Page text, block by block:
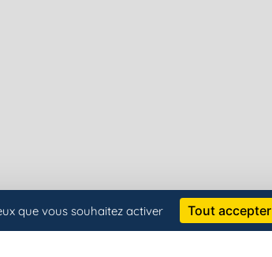
que vous souhaitez activer Tout accepter